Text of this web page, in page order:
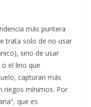
más puntera
trata solo de no usar
sino de usar
el lino que
capturan más
riegos mínimos. Por
que es